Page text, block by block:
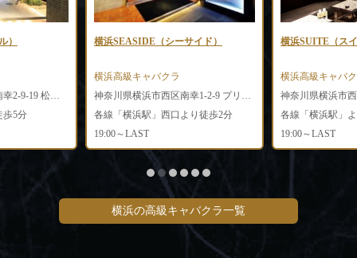
）
神奈川県横浜市西区南幸2-9-19 松本ビル2F
歩5分
横浜SEASIDE（シーサイド）
横浜高級キャバクラ
各線「横浜駅」西口より徒歩2分
19:00～LAST
横浜SUITE（ス
横浜高級キャバ
各線「横浜駅」
19:00～LAST
横浜の高級キャバクラ一覧